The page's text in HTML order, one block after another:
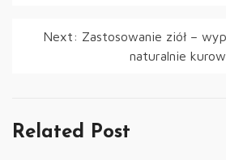
Next: Zastosowanie ziół –
naturalnie
Related Post